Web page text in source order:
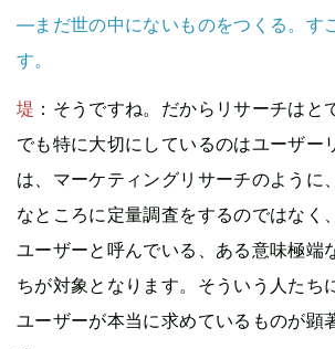
—まだ世の中にないものをつくる。す
す。
堤 ：そうですね。だからリサーチはと
でも特に大切にしているのはユーザー
は、マーケティングリサーチのように
なところに定量調査をするのではなく
ユーザーと呼んでいる、ある意味極端
ちが対象となります。そういう人たち
ユーザーが本当に求めているものが顕